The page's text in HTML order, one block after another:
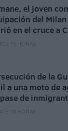
el joven
del
en el cruce a
15 HORAS
de la
a una moto de
de
18 HORAS